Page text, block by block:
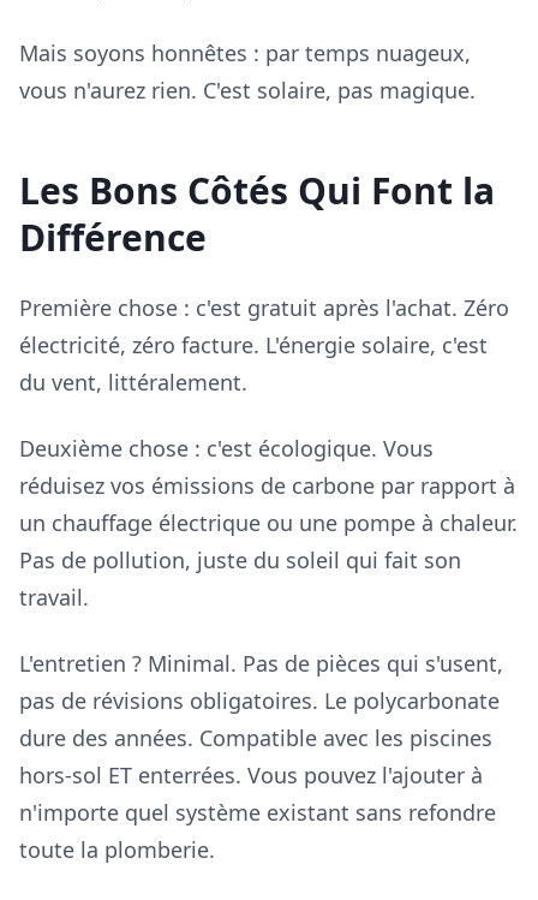
Mais soyons honnêtes : par temps nuageux,
vous n'aurez rien. C'est solaire, pas magique.
Les Bons Côtés Qui Font la
Différence
Première chose : c'est gratuit après l'achat. Zéro
électricité, zéro facture. L'énergie solaire, c'est
du vent, littéralement.
Deuxième chose : c'est écologique. Vous
réduisez vos émissions de carbone par rapport à
un chauffage électrique ou une pompe à chaleur.
Pas de pollution, juste du soleil qui fait son
travail.
L'entretien ? Minimal. Pas de pièces qui s'usent,
pas de révisions obligatoires. Le polycarbonate
dure des années. Compatible avec les piscines
hors-sol ET enterrées. Vous pouvez l'ajouter à
n'importe quel système existant sans refondre
toute la plomberie.